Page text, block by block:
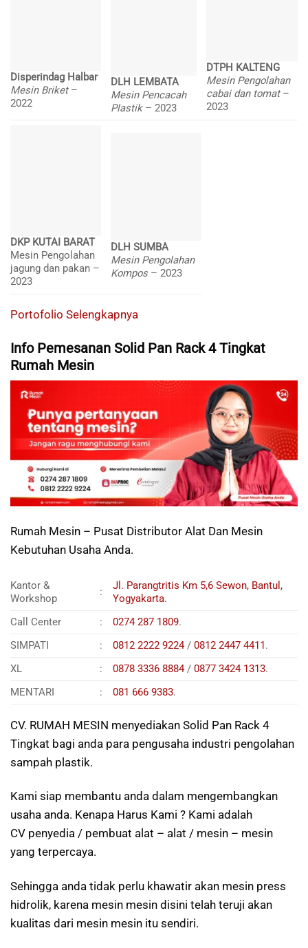
Disperindag Halbar
Mesin Briket –
2022
DLH LEMBATA
Mesin Pencacah
Plastik – 2023
DTPH KALTENG
Mesin Pengolahan
cabai dan tomat –
2023
DKP KUTAI BARAT
Mesin Pengolahan
jagung dan pakan –
2023
DLH SUMBA
Mesin Pengolahan
Kompos – 2023
Portofolio Selengkapnya
Info Pemesanan Solid Pan Rack 4 Tingkat
Rumah Mesin
Rumah Mesin – Pusat Distributor Alat Dan Mesin
Kebutuhan Usaha Anda.
Kantor &
Workshop
:
Jl. Parangtritis Km 5,6 Sewon, Bantul,
Yogyakarta.
Call Center
: 0274 287 1809.
SIMPATI
: 0812 2222 9224 /0812 2447 4411.
XL
: 0878 3336 8884 /0877 3424 1313.
MENTARI
: 081 666 9383.
CV. RUMAH MESIN menyediakan Solid Pan Rack 4
Tingkat bagi anda para pengusaha industri pengolahan
sampah plastik.
Kami siap membantu anda dalam mengembangkan
usaha anda. Kenapa Harus Kami ? Kami adalah
CV penyedia / pembuat alat – alat / mesin – mesin
yang terpercaya.
Sehingga anda tidak perlu khawatir akan mesin press
hidrolik, karena mesin mesin disini telah teruji akan
kualitas dari mesin mesin itu sendiri.